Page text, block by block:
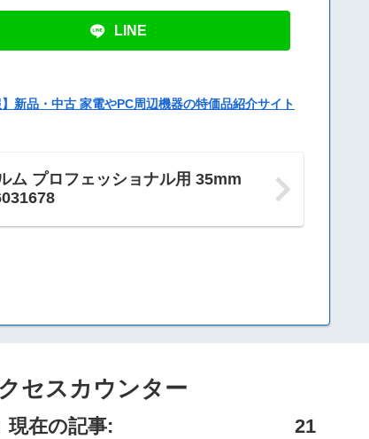
LINE
】新品・中古 家電やPC周辺機器の特価品紹介サイト
ム プロフェッショナル用 35mm
セスカウンター
21
現在の記事: